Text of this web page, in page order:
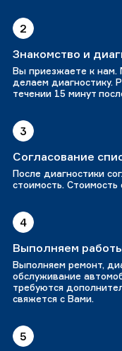
2
Знакомство и
Вы приезжаете к нам.
делаем диагностику.
течении 15 минут
3
Согласование
После диагностики
стоимость. Стоимость
4
Выполняем
Выполняем ремонт,
обслуживание
требуются
свяжется с Вами.
5